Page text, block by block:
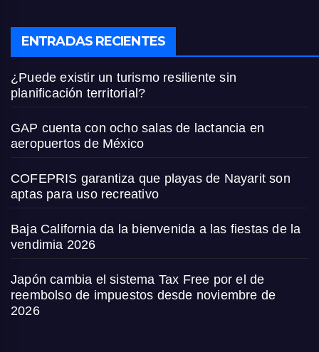
ENTRADAS RECIENTES
¿Puede existir un turismo resiliente sin
planificación territorial?
GAP cuenta con ocho salas de lactancia en
aeropuertos de México
COFEPRIS garantiza que playas de Nayarit son
aptas para uso recreativo
Baja California da la bienvenida a las fiestas de la
vendimia 2026
Japón cambia el sistema Tax Free por el de
reembolso de impuestos desde noviembre de
2026